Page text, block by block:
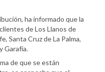
ha informado que la
de Los Llanos de
Santa Cruz de La Palma,
Garafía.
de que se están